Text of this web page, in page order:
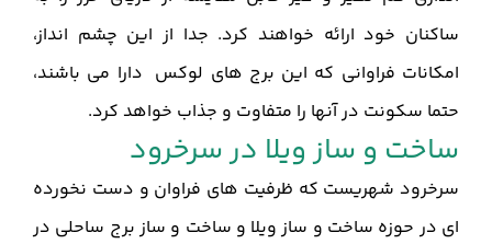
ساکنان خود ارائه خواهند کرد. جدا از این چشم انداز،
امکانات فراوانی که این برج های لوکس دارا می باشند،
حتما سکونت در آنها را متفاوت و جذاب خواهد کرد.
ساخت و ساز ویلا در سرخرود
سرخرود شهریست که ظرفیت های فراوان و دست نخورده
ای در حوزه ساخت و ساز ویلا و ساخت و ساز برج ساحلی در